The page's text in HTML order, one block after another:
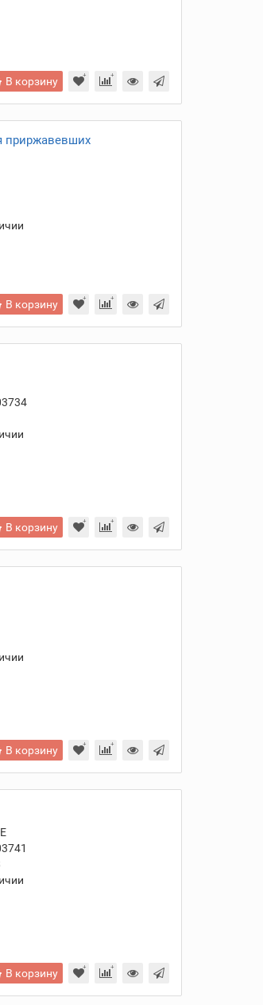
В корзину
приржавевших
В корзину
В корзину
В корзину
В корзину